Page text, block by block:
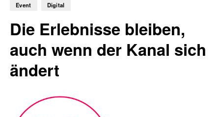
Nachhaltigkeit
f_LAB
Event Digital
Die Erlebnisse bleiben,
auch wenn der Kanal sich
ändert